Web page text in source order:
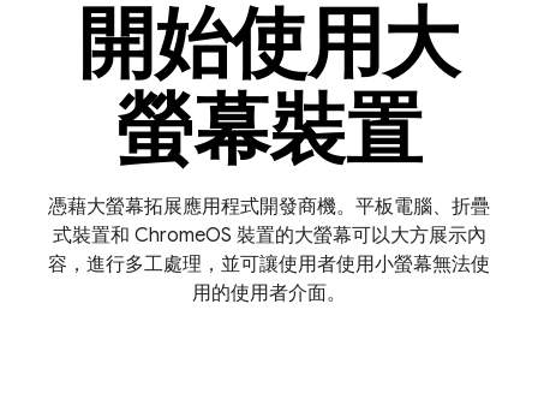
開始使用大
螢幕裝置
憑藉大螢幕拓展應用程式開發商機。平板電腦、折疊
式裝置和 ChromeOS 裝置的大螢幕可以大方展示內
容，進行多工處理，並可讓使用者使用小螢幕無法使
用的使用者介面。